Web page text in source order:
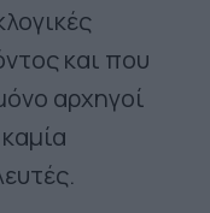
και που
αρχηγοί